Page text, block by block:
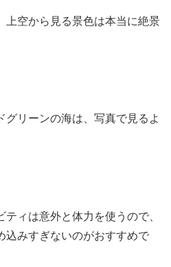
上空から見る景色は本当に絶景
グリーンの海は、写真で見るよ
ィは意外と体力を使うので、
込みすぎないのがおすすめで